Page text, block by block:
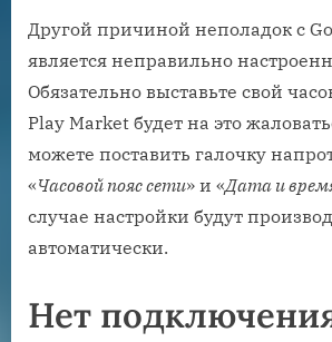
Другой причиной неполадок с
является неправильно
Обязательно выставьте свой
Play Market будет на это
можете поставить галочку
«Часовой пояс сети» и «Дата и
случае настройки будут
автоматически.
Нет